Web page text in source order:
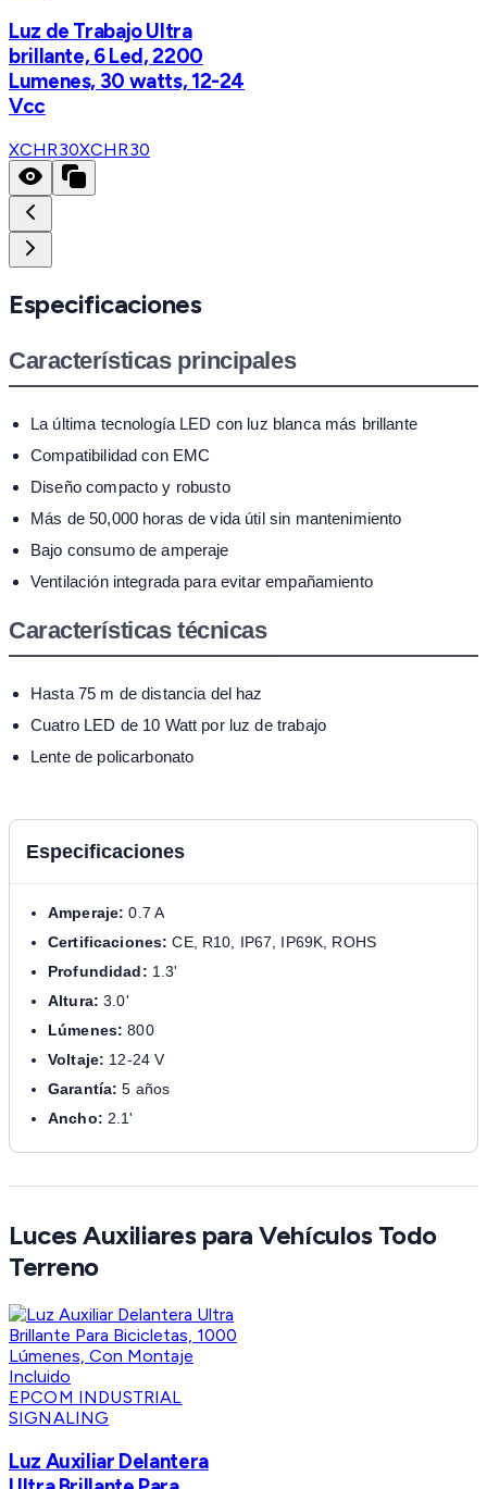
Luz de Trabajo Ultra
brillante, 6 Led, 2200
Lumenes, 30 watts, 12-24
Vcc
XCHR30XCHR30
Especificaciones
Características principales
La última tecnología LED con luz blanca más brillante
Compatibilidad con EMC
Diseño compacto y robusto
Más de 50,000 horas de vida útil sin mantenimiento
Bajo consumo de amperaje
Ventilación integrada para evitar empañamiento
Características técnicas
Hasta 75 m de distancia del haz
Cuatro LED de 10 Watt por luz de trabajo
Lente de policarbonato
Especificaciones
Amperaje: 0.7 A
Certificaciones: CE, R10, IP67, IP69K, ROHS
Profundidad: 1.3'
Altura: 3.0'
Lúmenes: 800
Voltaje: 12-24 V
Garantía: 5 años
Ancho: 2.1'
Luces Auxiliares para Vehículos Todo
Terreno
EPCOM INDUSTRIAL
SIGNALING
Luz Auxiliar Delantera